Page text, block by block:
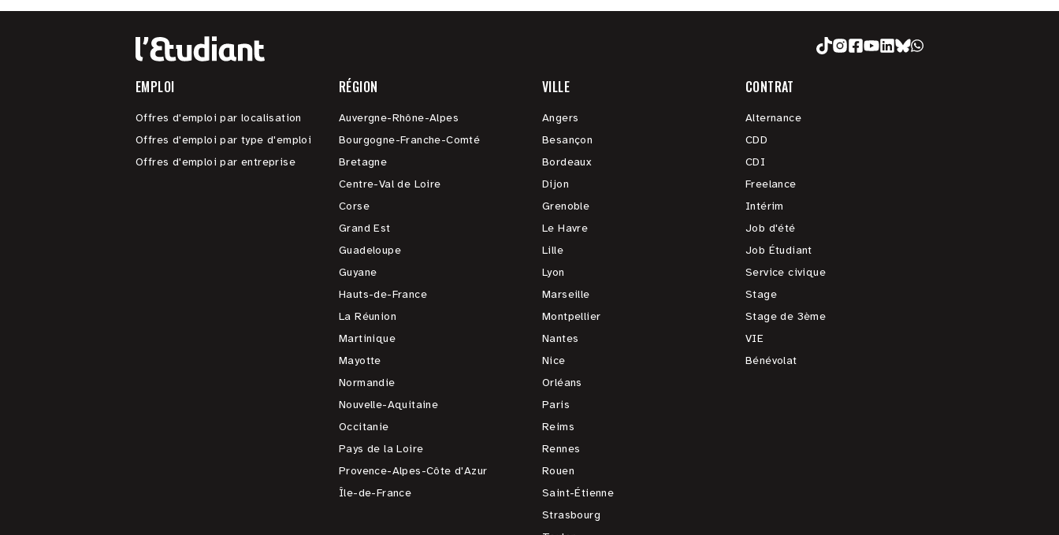
EMPLOI
Offres d'emploi par localisation
Offres d'emploi par type d'emploi
Offres d'emploi par entreprise
RÉGION
Auvergne-Rhône-Alpes
Bourgogne-Franche-Comté
Bretagne
Centre-Val de Loire
Corse
Grand Est
Guadeloupe
Guyane
Hauts-de-France
La Réunion
Martinique
Mayotte
Normandie
Nouvelle-Aquitaine
Occitanie
Pays de la Loire
Provence-Alpes-Côte d'Azur
Île-de-France
VILLE
Angers
Besançon
Bordeaux
Dijon
Grenoble
Le Havre
Lille
Lyon
Marseille
Montpellier
Nantes
Nice
Orléans
Paris
Reims
Rennes
Rouen
Saint-Étienne
Strasbourg
CONTRAT
Alternance
CDD
CDI
Freelance
Intérim
Job d'été
Job Étudiant
Service civique
Stage
Stage de 3ème
VIE
Bénévolat